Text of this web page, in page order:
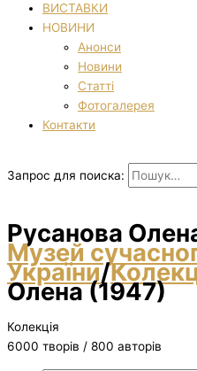
ВИСТАВКИ
НОВИНИ
Анонси
Новини
Статті
Фотогалерея
Контакти
Запрос для поиска:
Русанова
Музей
України/
Олена (1947)
Колекція
6000 творiв / 800 авторів